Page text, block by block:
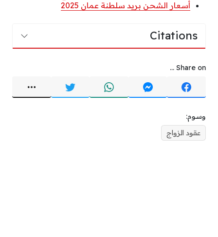
أسعار الشحن بريد سلطنة عمان 2025
Citations
Share on ...
وسوم:
عقود الزواج